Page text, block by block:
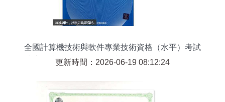
全國計算機技術與軟件專業技術資格（水平）考試
指定用書 網絡工程師歷年試題分析與解答（2009-
更新時間：2026-06-19 08:12:24